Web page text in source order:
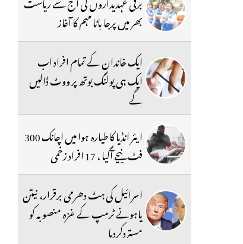
بھر میں پرجا باٹا مہم کا آغاز
ایک خاندان کے تمام افراد اب
ایک ہی پولنگ بوتھ پر ووٹ ڈالیں
گے
ایئر انڈیا کا طیارہ ہوا میں اچانک 300
فٹ نیچے آگیا ، 17 افراد زخمی
اسرائیل کی ہٹ دھرمی برقرار، نیتن
یاہونے ٹرمپ کے غزہ منصوبہ کو
مستردکردیا